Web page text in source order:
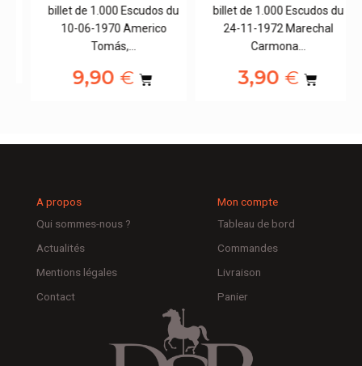
billet de 1.000 Escudos du
10-06-1970 Americo
Tomás,…
9,90€
billet de 1.000 Escudos du
24-11-1972 Marechal
Carmona…
3,90€
A propos
Qui sommes-nous ?
Actualités
Mentions légales
Contact
Mon compte
Tableau de bord
Commandes
Livraison
Panier